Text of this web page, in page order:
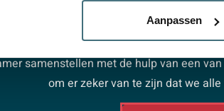
Aanpassen
samenstellen met de hulp van een
om er zeker van te zijn dat we